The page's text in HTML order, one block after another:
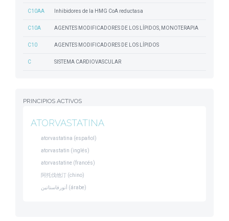
C10AA Inhibidores de la HMG CoA reductasa
C10A AGENTES MODIFICADORES DE LOS LÍPIDOS, MONOTERAPIA
C10 AGENTES MODIFICADORES DE LOS LÍPIDOS
C SISTEMA CARDIOVASCULAR
PRINCIPIOS ACTIVOS
ATORVASTATINA
atorvastatina (español)
atorvastatin (inglés)
atorvastatine (francés)
阿托伐他汀 (chino)
أتورفاستاتين (árabe)